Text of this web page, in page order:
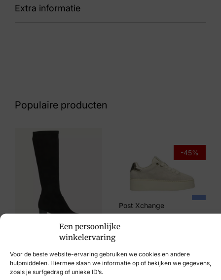
Een persoonlijke
winkelervaring
Voor de beste website-ervaring gebruiken we cookies en andere
hulpmiddelen. Hiermee slaan we informatie op of bekijken we gegevens,
zoals je surfgedrag of unieke ID’s.
91 33003.5.716 Brooklyn Coral G
Extra informatie
39, 41
Merk
Xsensible
Artikelnummer
33003.5.716 Brooklyn Coral G
Breedtemaat
Populaire producten
-45%
Post Xchange